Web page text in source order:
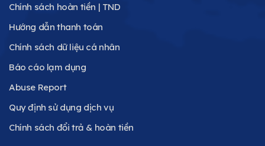
Chính sách hoàn tiền | TND
Hướng dẫn thanh toán
Chính sách dữ liệu cá nhân
Báo cáo lạm dụng
Abuse Report
Quy định sử dụng dịch vụ
Chính sách đổi trả & hoàn tiền